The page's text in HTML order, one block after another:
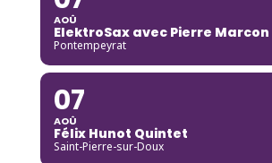
AOÛ
ElektroSax avec Pierre Marcon
Pontempeyrat
07
AOÛ
Félix Hunot Quintet
Saint-Pierre-sur-Doux